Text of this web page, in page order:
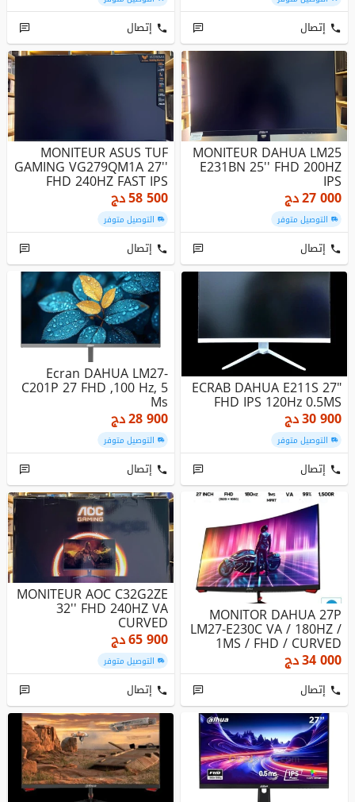
إتصال إتصال
MONITEUR DAHUA LM25
E231BN 25'' FHD 200HZ
IPS
27 000دج
التوصيل متوفر
إتصال
MONITEUR ASUS TUF
GAMING VG279QM1A 27''
FHD 240HZ FAST IPS
58 500دج
التوصيل متوفر
إتصال
ECRAB DAHUA E211S 27"
FHD IPS 120Hz 0.5MS
30 900دج
التوصيل متوفر
إتصال
Ecran DAHUA LM27-
C201P 27 FHD ,100 Hz, 5
Ms
28 900دج
التوصيل متوفر
إتصال
MONITOR DAHUA 27P
LM27-E230C VA / 180HZ /
1MS / FHD / CURVED
34 000دج
إتصال
MONITEUR AOC C32G2ZE
32'' FHD 240HZ VA
CURVED
65 900دج
التوصيل متوفر
إتصال